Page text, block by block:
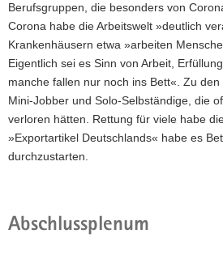
Berufsgruppen, die besonders von
Corona habe die Arbeitswelt »deutlich
Krankenhäusern etwa »arbeiten
Eigentlich sei es Sinn von Arbeit,
manche fallen nur noch ins Bett«. Zu
Mini-Jobber und Solo-Selbständige, die
verloren hätten. Rettung für viele habe
»Exportartikel Deutschlands« habe es
durchzustarten.
Abschlussplenum